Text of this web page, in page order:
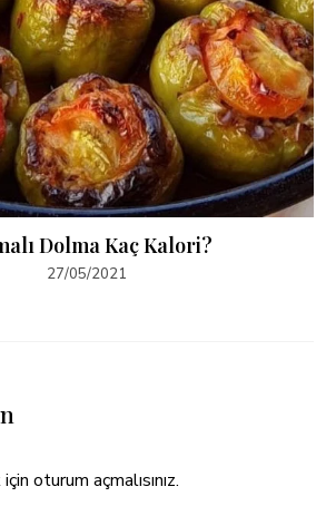
Dolma Kaç Kalori?
27/05/2021
oturum açmalısınız.